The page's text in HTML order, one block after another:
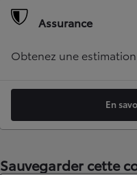
Assurance
Obtenez une
En
Sauvegarder cette